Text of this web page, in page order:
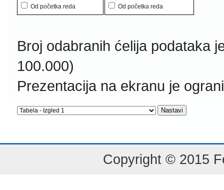
Od početka reda
Od početka reda
Broj odabranih ćelija podataka
100.000)
Prezentacija na ekranu je
Copyright © 2015